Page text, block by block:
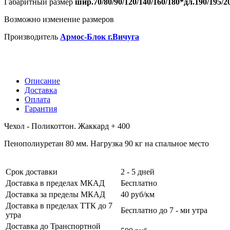
Возможно изменение размеров
Производитель Армос-Блок г.Вичуга
Описание
Доставка
Оплата
Гарантия
Чехол - Поликоттон. Жаккард + 400
Пенополиуретан 80 мм. Нагрузка 90 кг на спальное место
Срок доставки
2 - 5 дней
Доставка в пределах МКАД
Бесплатно
Доставка за пределы МКАД
40 руб/км
Доставка в пределах ТТК до 7
утра
Бесплатно до 7 - ми утра
Доставка до Транспортной